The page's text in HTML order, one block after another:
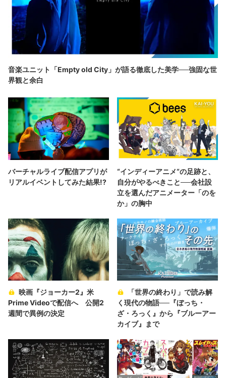
音楽ユニット「Empty old City」が語る徹底した美学──強固な世
界観と余白
バーチャルライブ配信アプリが
リアルイベントしてみた結果!?
“インディーアニメ“の足跡と、
自分がやるべきこと──会社設
立を選んだアニメーター「のを
か」の胸中
映画『ジョーカー2』米
Prime Videoで配信へ 公開2
週間で異例の決定
「世界の終わり」で読み解
く現代の物語──『ぼっち・
ざ・ろっく』から『ブルーアー
カイブ』まで